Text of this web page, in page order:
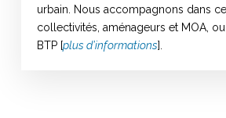
urbain. Nous accompagnons dans
collectivités, aménageurs et MOA,
BTP [plus d’informations].